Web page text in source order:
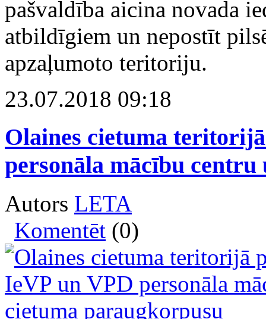
pašvaldība aicina novada
atbildīgiem un nepostīt
apzaļumoto teritoriju.
23.07.2018 09:18
Olaines cietuma
personāla mācību
Autors LETA
Komentēt (0)